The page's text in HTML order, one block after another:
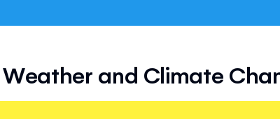
Weather and Climate